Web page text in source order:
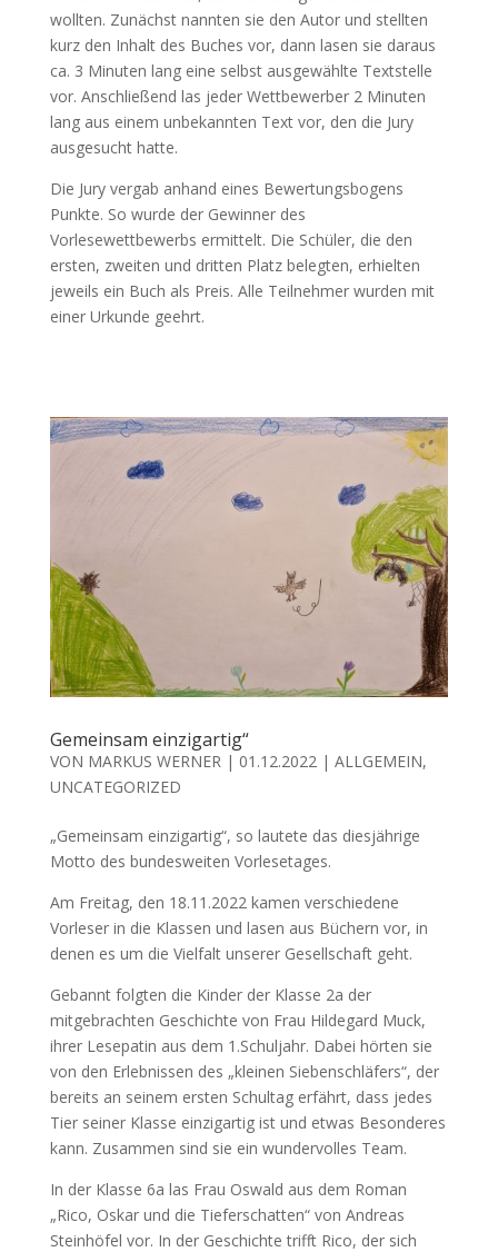
wollten. Zunächst nannten sie den Autor und stellten
kurz den Inhalt des Buches vor, dann lasen sie daraus
ca. 3 Minuten lang eine selbst ausgewählte Textstelle
vor. Anschließend las jeder Wettbewerber 2 Minuten
lang aus einem unbekannten Text vor, den die Jury
ausgesucht hatte.
Die Jury vergab anhand eines Bewertungsbogens
Punkte. So wurde der Gewinner des
Vorlesewettbewerbs ermittelt. Die Schüler, die den
ersten, zweiten und dritten Platz belegten, erhielten
jeweils ein Buch als Preis. Alle Teilnehmer wurden mit
einer Urkunde geehrt.
Gemeinsam einzigartig“
VON MARKUS WERNER| 01.12.2022| ALLGEMEIN,
UNCATEGORIZED
„Gemeinsam einzigartig“, so lautete das diesjährige
Motto des bundesweiten Vorlesetages.
Am Freitag, den 18.11.2022 kamen verschiedene
Vorleser in die Klassen und lasen aus Büchern vor, in
denen es um die Vielfalt unserer Gesellschaft geht.
Gebannt folgten die Kinder der Klasse 2a der
mitgebrachten Geschichte von Frau Hildegard Muck,
ihrer Lesepatin aus dem 1.Schuljahr. Dabei hörten sie
von den Erlebnissen des „kleinen Siebenschläfers“, der
bereits an seinem ersten Schultag erfährt, dass jedes
Tier seiner Klasse einzigartig ist und etwas Besonderes
kann. Zusammen sind sie ein wundervolles Team.
In der Klasse 6a las Frau Oswald aus dem Roman
„Rico, Oskar und die Tieferschatten“ von Andreas
Steinhöfel vor. In der Geschichte trifft Rico, der sich